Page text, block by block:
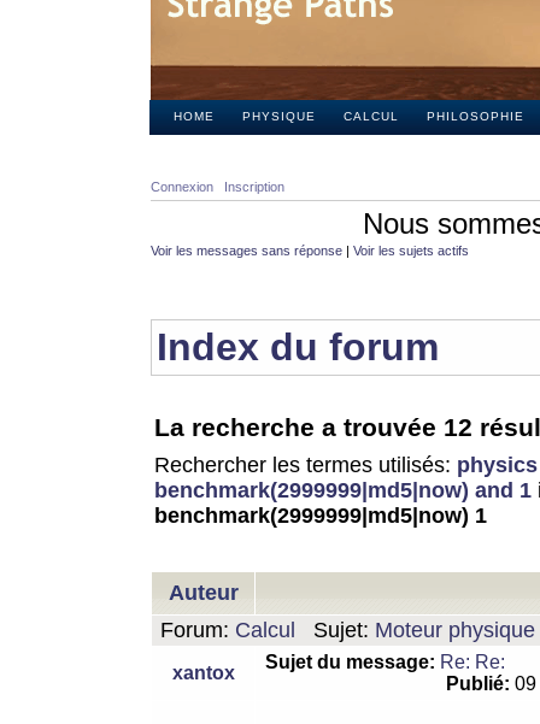
HOME PHYSIQUE CALCUL PHILOSOPHIE
Connexion Inscription
Nous
Voir les messages sans réponse | Voir les sujets actifs
Index du forum
La recherche a trouvée 12
Rechercher les termes utilisés:
benchmark(2999999|md5|now) and 1
benchmark(2999999|md5|now) 1
Auteur
Forum: Calcul Sujet: Moteur
xantox
Sujet du message: Re: Re:
Publié: